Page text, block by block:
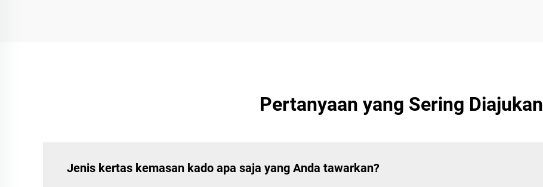
Pertanyaan yang Sering Diajukan
Jenis kertas kemasan kado apa saja yang Anda tawarkan?